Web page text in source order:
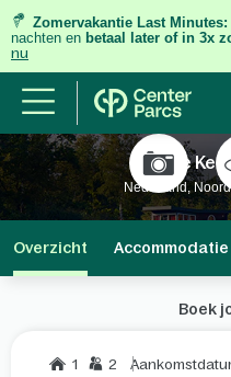
Zomervakantie Last Minutes:
nachten en betaal later of in 3x
nu
De
Nederland,
Overzicht Accommodatie
Boek
1 2